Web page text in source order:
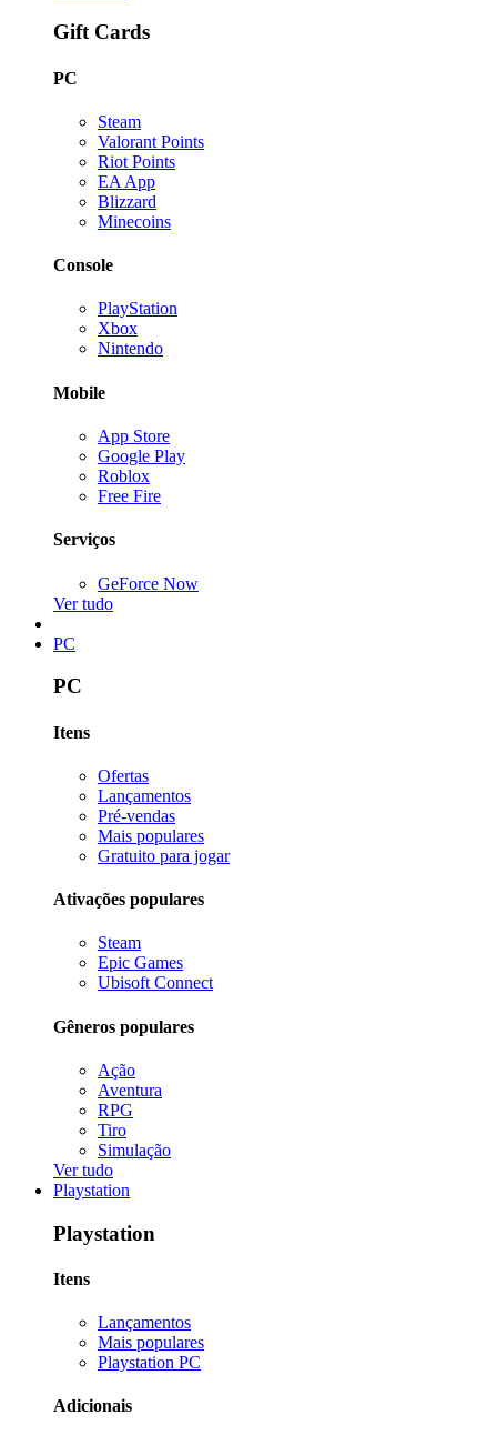
Gift Cards
PC
Steam
Valorant Points
Riot Points
EA App
Blizzard
Minecoins
Console
PlayStation
Xbox
Nintendo
Mobile
App Store
Google Play
Roblox
Free Fire
Serviços
GeForce Now
Ver tudo
PC
PC
Itens
Ofertas
Lançamentos
Pré-vendas
Mais populares
Gratuito para jogar
Ativações populares
Steam
Epic Games
Ubisoft Connect
Gêneros populares
Ação
Aventura
RPG
Tiro
Simulação
Ver tudo
Playstation
Playstation
Itens
Lançamentos
Mais populares
Playstation PC
Adicionais